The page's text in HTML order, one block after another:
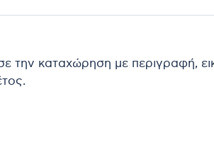
την καταχώρηση με περιγραφή,